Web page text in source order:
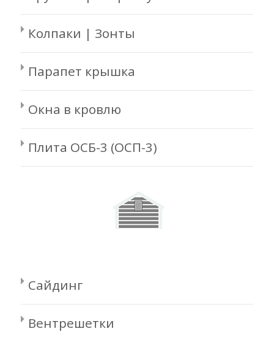
Колпаки | Зонты
Парапет крышка
Окна в кровлю
Плита ОСБ-3 (ОСП-3)
Сайдинг
Вентрешетки